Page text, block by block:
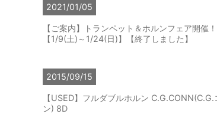
2021/01/05
【ご案内】トランペット＆ホルンフェア開催！
【1/9(土)～1/24(日)】【終了しました】
2015/09/15
【USED】フルダブルホルン C.G.CONN(C.G.
ン) 8D